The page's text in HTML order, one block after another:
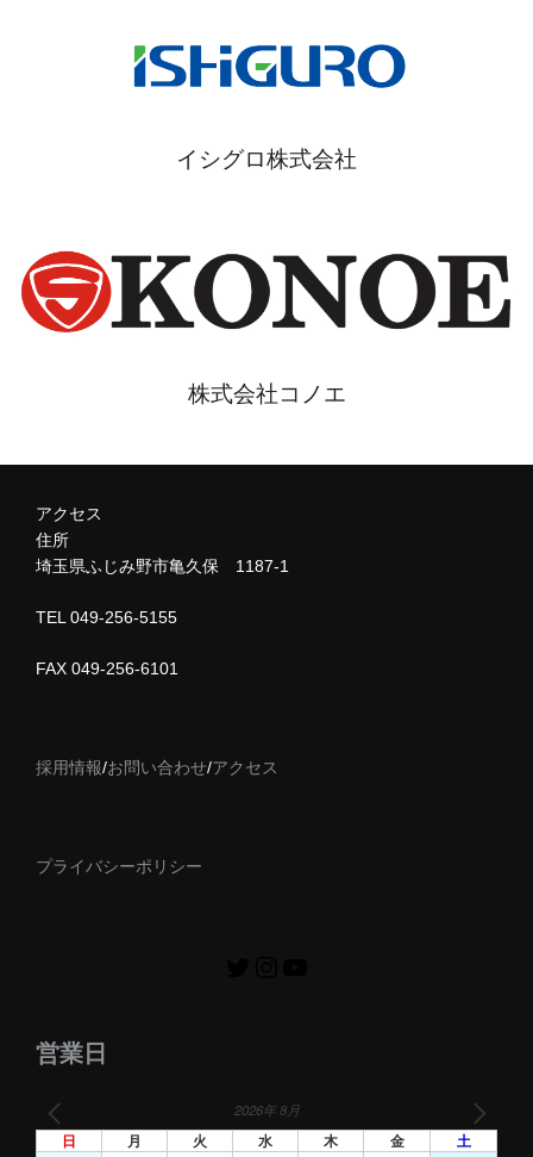
イシグロ株式会社
株式会社コノエ
アクセス
住所
埼玉県ふじみ野市亀久保 1187-1
TEL 049-256-5155
FAX 049-256-6101
採用情報/お問い合わせ/アクセス
プライバシーポリシー
営業日
2026年 8月
日 月 火 水 木 金 土